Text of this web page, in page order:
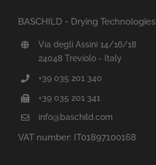
BASCHILD - Drying Technologies
Via degli Assini 14/16/18
24048 Treviolo - Italy
+39 035 201 340
+39 035 201 341
info@baschild.com
VAT number: IT01897100168